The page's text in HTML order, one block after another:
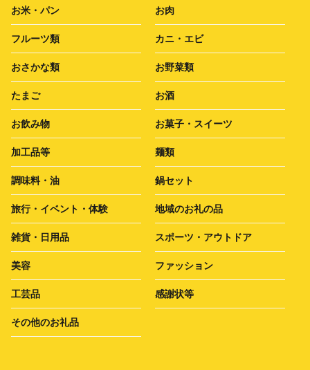
お米・パン お肉
フルーツ類 カニ・エビ
おさかな類 お野菜類
たまご お酒
お飲み物 お菓子・スイーツ
加工品等 麺類
調味料・油 鍋セット
旅行・イベント・体験 地域のお礼の品
雑貨・日用品 スポーツ・アウトドア
美容 ファッション
工芸品 感謝状等
その他のお礼品